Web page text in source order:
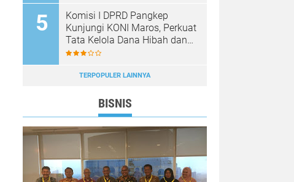
Komisi I DPRD Pangkep
Kunjungi KONI Maros, Perkuat
Tata Kelola Dana Hibah dan
Pembinaan Olahraga
TERPOPULER LAINNYA
BISNIS